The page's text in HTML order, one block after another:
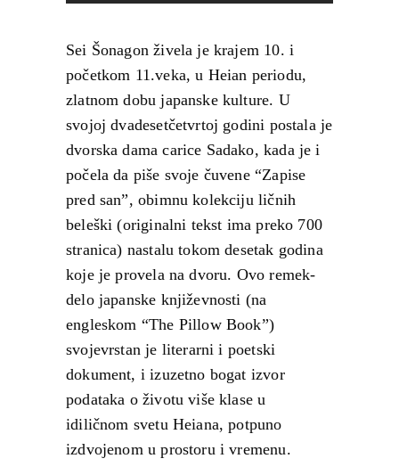
Sei Šonagon živela je krajem 10. i
početkom 11.veka, u Heian periodu,
zlatnom dobu japanske kulture. U
svojoj dvadesetčetvrtoj godini postala je
dvorska dama carice Sadako, kada je i
počela da piše svoje čuvene “Zapise
pred san”, obimnu kolekciju ličnih
beleški (originalni tekst ima preko 700
stranica) nastalu tokom desetak godina
koje je provela na dvoru. Ovo remek-
delo japanske književnosti (na
engleskom “The Pillow Book”)
svojevrstan je literarni i poetski
dokument, i izuzetno bogat izvor
podataka o životu više klase u
idiličnom svetu Heiana, potpuno
izdvojenom u prostoru i vremenu.